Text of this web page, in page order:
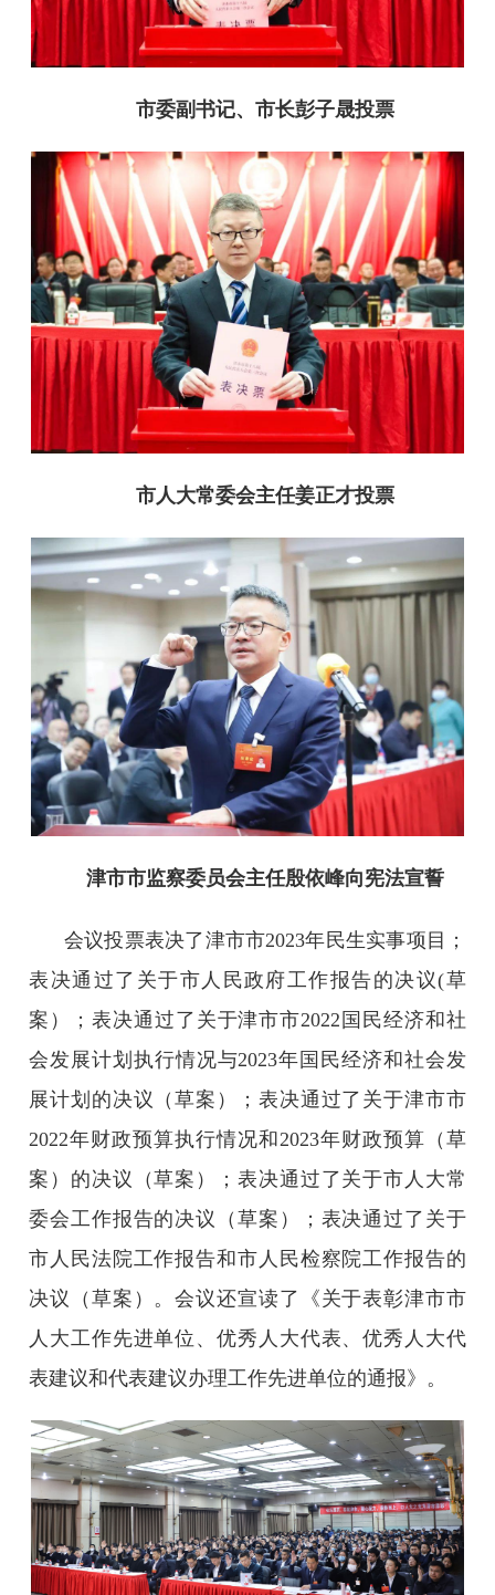
市委副书记、市长彭子晟投票
市人大常委会主任姜正才投票
津市市监察委员会主任殷依峰向宪法宣誓
会议投票表决了津市市2023年民生实事项目；
表决通过了关于市人民政府工作报告的决议(草
案）；表决通过了关于津市市2022国民经济和社
会发展计划执行情况与2023年国民经济和社会发
展计划的决议（草案）；表决通过了关于津市市
2022年财政预算执行情况和2023年财政预算（草
案）的决议（草案）；表决通过了关于市人大常
委会工作报告的决议（草案）；表决通过了关于
市人民法院工作报告和市人民检察院工作报告的
决议（草案）。会议还宣读了《关于表彰津市市
人大工作先进单位、优秀人大代表、优秀人大代
表建议和代表建议办理工作先进单位的通报》。